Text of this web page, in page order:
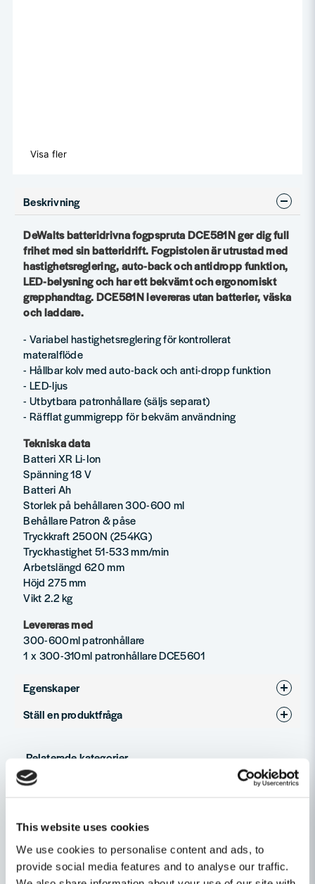
This website uses cookies
We use cookies to personalise content and ads, to
provide social media features and to analyse our traffic.
Visa fler
Beskrivning
DeWalts batteridrivna fogpspruta DCE581N ger dig full
frihet med sin batteridrift. Fogpistolen är utrustad med
hastighetsreglering, auto-back och antidropp funktion,
LED-belysning och har ett bekvämt och ergonomiskt
grepphandtag. DCE581N levereras utan batterier, väska
och laddare.
- Variabel hastighetsreglering för kontrollerat
materalflöde
- Hållbar kolv med auto-back och anti-dropp funktion
- LED-ljus
- Utbytbara patronhållare (säljs separat)
- Räfflat gummigrepp för bekväm användning
Tekniska data
Batteri XR Li-Ion
Spänning 18 V
Batteri Ah
Storlek på behållaren 300-600 ml
Behållare Patron & påse
Tryckkraft 2500N (254KG)
Tryckhastighet 51-533 mm/min
Arbetslängd 620 mm
Höjd 275 mm
Vikt 2.2 kg
Levereras med
300-600ml patronhållare
1 x 300-310ml patronhållare DCE5601
Egenskaper
Varumärke
Spänning
Ställ en produktfråga
Fråga oss något om denna produkten...
nameNamn
email
Relaterade kategorier
Maskin, Laser & Handverktyg
Fogsprutor